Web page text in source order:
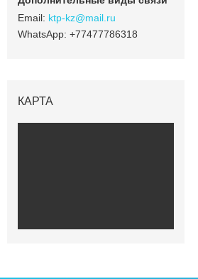
ktp-kz@mail.ru
+77477786318
КАРТА